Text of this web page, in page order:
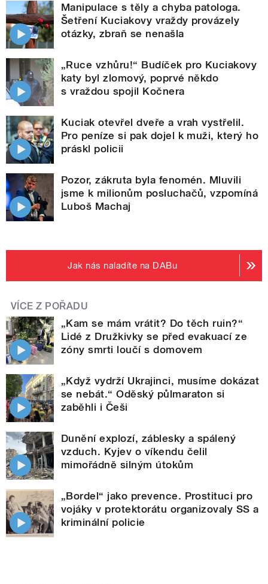
Manipulace s těly a chyba patologa.
Šetření Kuciakovy vraždy provázely
otázky, zbraň se nenašla
„Ruce vzhůru!“ Budíček pro Kuciakovy
katy byl zlomový, poprvé někdo
s vraždou spojil Kočnera
Kuciak otevřel dveře a vrah vystřelil.
Pro peníze si pak dojel k muži, který ho
práskl policii
Pozor, zákruta byla fenomén. Mluvili
jsme k milionům posluchačů, vzpomíná
Luboš Machaj
Jak nás naladíte na DABu
VÍCE Z POŘADU
„Kam se mám vrátit? Do těch ruin?“
Lidé z Družkivky se před evakuací ze
zóny smrti loučí s domovem
„Když vydrží Ukrajinci, musíme dokázat
se nebát.“ Oděský půlmaraton si
zaběhli i Češi
Dunění explozí, záblesky a spálený
vzduch. Kyjev o víkendu čelil
mimořádně silným útokům
„Bordel“ jako prevence. Prostituci pro
vojáky v protektorátu organizovaly SS a
kriminální policie